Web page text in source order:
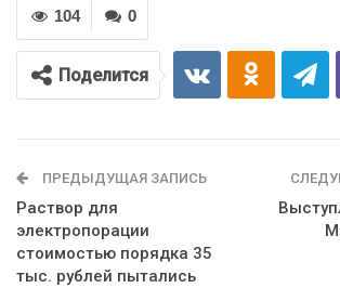
0
104
Поделится
ПРЕДЫДУЩАЯ ЗАПИСЬ
Раствор для
электропорации
стоимостью порядка 35
тыс. рублей пытались